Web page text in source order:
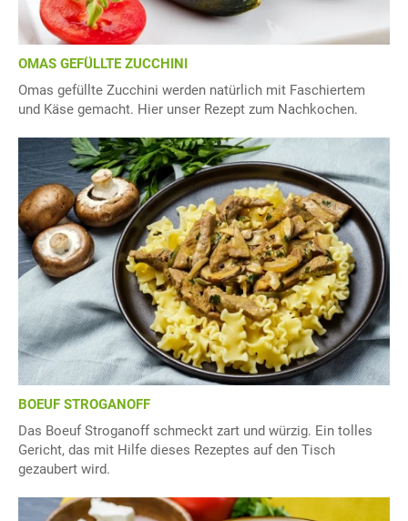
OMAS GEFÜLLTE ZUCCHINI
Omas gefüllte Zucchini werden natürlich mit Faschiertem
und Käse gemacht. Hier unser Rezept zum Nachkochen.
BOEUF STROGANOFF
Das Boeuf Stroganoff schmeckt zart und würzig. Ein tolles
Gericht, das mit Hilfe dieses Rezeptes auf den Tisch
gezaubert wird.